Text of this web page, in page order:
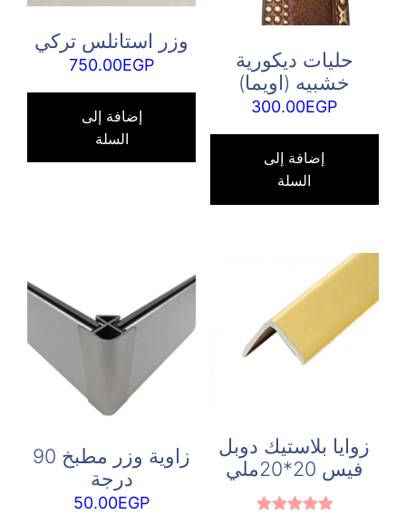
حليات ديكورية
خشبيه (اويما)
300.00EGP
إضافة إلى
السلة
وزر استانلس تركي
750.00EGP
إضافة إلى
السلة
زوايا بلاستيك دوبل
فيس 20*20ملي
زاوية وزر مطبخ 90
درجة
50.00EGP